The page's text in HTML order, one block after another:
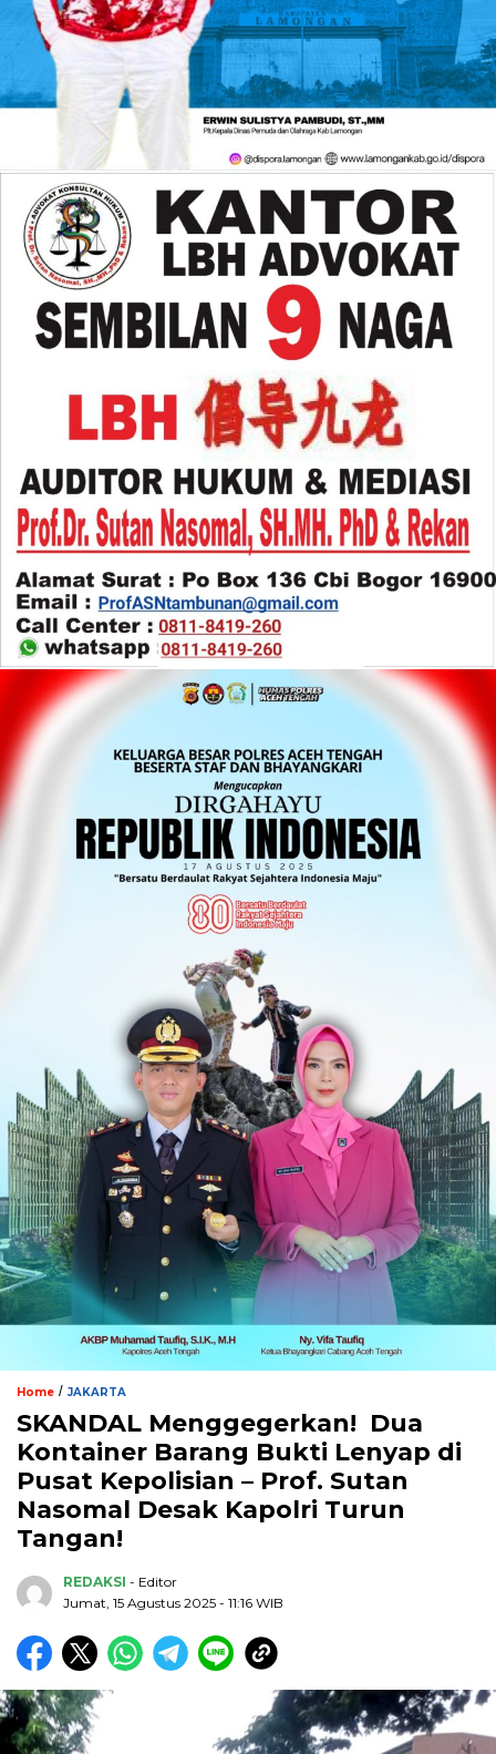
Home / JAKARTA
SKANDAL Menggegerkan! Dua
Kontainer Barang Bukti Lenyap di
Pusat Kepolisian – Prof. Sutan
Nasomal Desak Kapolri Turun
Tangan!
REDAKSI - Editor
Jumat, 15 Agustus 2025 - 11:16 WIB